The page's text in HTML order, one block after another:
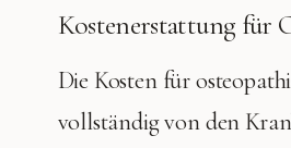
Kostenerstattung für
Die Kosten für
vollständig von den